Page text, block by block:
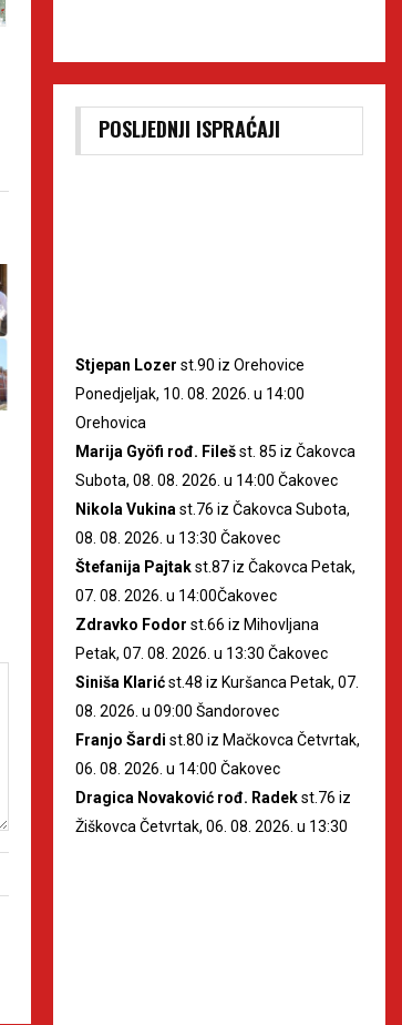
Dan pobjede i domovinske
zahvalnosti te Dan hrvatskih
branitelja
Zamjenik župana
Uštici odao
žrtvama
POSLJEDNJI ISPRAĆAJI
Stjepan Lozer st.90 iz Orehovice
Ponedjeljak, 10. 08. 2026. u 14:00
Orehovica
Marija Gyöfi rođ. Filešst. 85 iz Čakovca
Subota, 08. 08. 2026. u 14:00 Čakovec
Nikola Vukina st.76 iz Čakovca Subota,
08. 08. 2026. u 13:30 Čakovec
Štefanija Pajtakst.87 iz Čakovca Petak,
07. 08. 2026. u 14:00Čakovec
Zdravko Fodor st.66 iz Mihovljana
Petak, 07. 08. 2026. u 13:30 Čakovec
Siniša Klarićst.48 iz Kuršanca Petak, 07.
08. 2026. u 09:00 Šandorovec
Franjo Šardi st.80 iz Mačkovca Četvrtak,
06. 08. 2026. u 14:00 Čakovec
Dragica Novaković rođ. Radekst.76 iz
Žiškovca Četvrtak, 06. 08. 2026. u 13:30